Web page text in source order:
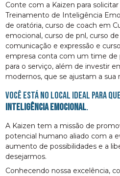
Conte com a Kaizen para
Treinamento de Inteligência
de oratória, curso de coach em
emocional, curso de pnl, curso
comunicação e expressão e
empresa conta com um time de
para o serviço, além de investir
modernos, que se ajustam a sua
Você está no local ideal para
inteligência emocional.
A Kaizen tem a missão de
potencial humano aliado com a
aumento de possibilidades e a
desejarmos.
Conhecendo nossa excelência,